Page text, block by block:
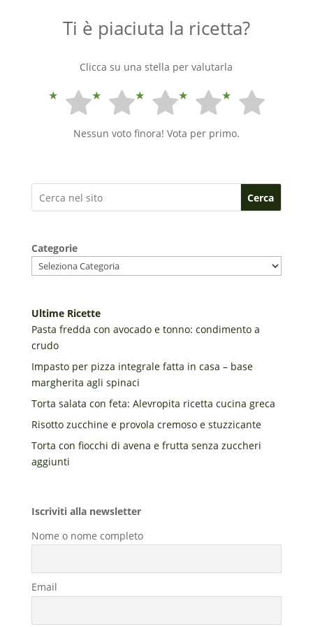
Ti è piaciuta la ricetta?
Clicca su una stella per valutarla
Nessun voto finora! Vota per primo.
Cerca
Categorie
Ultime Ricette
Pasta fredda con avocado e tonno: condimento a
crudo
Impasto per pizza integrale fatta in casa – base
margherita agli spinaci
Torta salata con feta: Alevropita ricetta cucina greca
Risotto zucchine e provola cremoso e stuzzicante
Torta con fiocchi di avena e frutta senza zuccheri
aggiunti
Iscriviti alla newsletter
Nome o nome completo
Email